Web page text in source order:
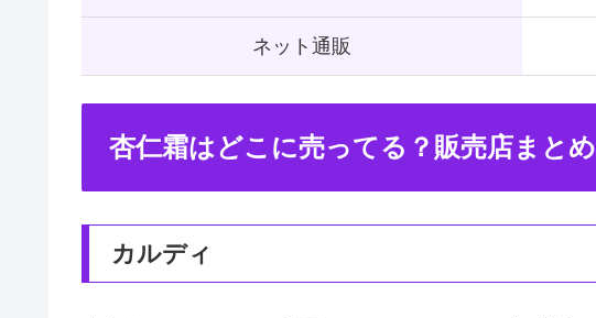
ネット通販
杏仁霜はどこに売ってる？販売店まとめ
カルディ